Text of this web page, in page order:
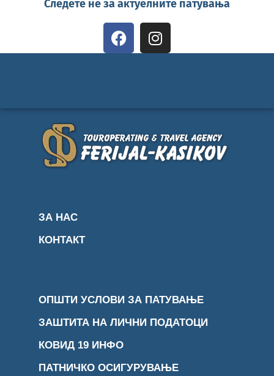
Следете не за актуелните патувања
ЗА НАС
КОНТАКТ
ОПШТИ УСЛОВИ ЗА ПАТУВАЊЕ
ЗАШТИТА НА ЛИЧНИ ПОДАТОЦИ
КОВИД 19 ИНФО
ПАТНИЧКО ОСИГУРУВАЊЕ